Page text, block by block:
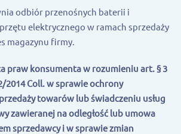
odbiór przenośnych baterii i
elektrycznego w ramach sprzedaży
magazynu firmy.
praw konsumenta w rozumieniu art. § 3
2014 Coll. w sprawie ochrony
towarów lub świadczeniu usług
zawieranej na odległość lub umowa
sprzedawcy i w sprawie zmian